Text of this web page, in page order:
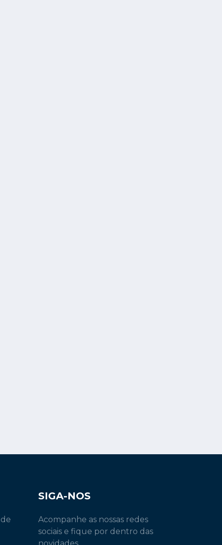
SIGA-NOS
Acompanhe as nossas redes
sociais e fique por dentro das